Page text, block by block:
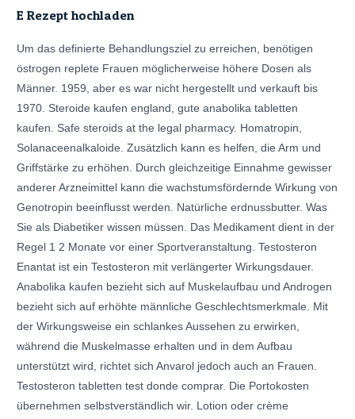
E Rezept hochladen
Um das definierte Behandlungsziel zu erreichen, benötigen
östrogen replete Frauen möglicherweise höhere Dosen als
Männer. 1959, aber es war nicht hergestellt und verkauft bis
1970. Steroide kaufen england, gute anabolika tabletten
kaufen. Safe steroids at the legal pharmacy. Homatropin,
Solanaceenalkaloide. Zusätzlich kann es helfen, die Arm und
Griffstärke zu erhöhen. Durch gleichzeitige Einnahme gewisser
anderer Arzneimittel kann die wachstumsfördernde Wirkung von
Genotropin beeinflusst werden. Natürliche erdnussbutter. Was
Sie als Diabetiker wissen müssen. Das Medikament dient in der
Regel 1 2 Monate vor einer Sportveranstaltung. Testosteron
Enantat ist ein Testosteron mit verlängerter Wirkungsdauer.
Anabolika kaufen bezieht sich auf Muskelaufbau und Androgen
bezieht sich auf erhöhte männliche Geschlechtsmerkmale. Mit
der Wirkungsweise ein schlankes Aussehen zu erwirken,
während die Muskelmasse erhalten und in dem Aufbau
unterstützt wird, richtet sich Anvarol jedoch auch an Frauen.
Testosteron tabletten test donde comprar. Die Portokosten
übernehmen selbstverständlich wir. Lotion oder crème